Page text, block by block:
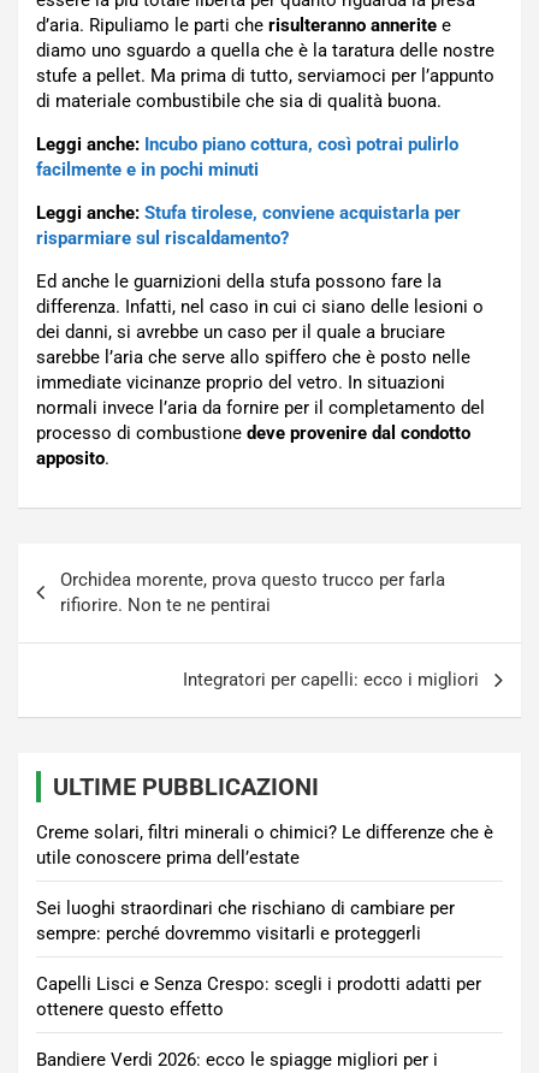
d’aria. Ripuliamo le parti che risulteranno annerite e
diamo uno sguardo a quella che è la taratura delle nostre
stufe a pellet. Ma prima di tutto, serviamoci per l’appunto
di materiale combustibile che sia di qualità buona.
Leggi anche: Incubo piano cottura, così potrai pulirlo
facilmente e in pochi minuti
Leggi anche: Stufa tirolese, conviene acquistarla per
risparmiare sul riscaldamento?
Ed anche le guarnizioni della stufa possono fare la
differenza. Infatti, nel caso in cui ci siano delle lesioni o
dei danni, si avrebbe un caso per il quale a bruciare
sarebbe l’aria che serve allo spiffero che è posto nelle
immediate vicinanze proprio del vetro. In situazioni
normali invece l’aria da fornire per il completamento del
processo di combustione deve provenire dal condotto
apposito.
articoli
Orchidea morente, prova questo trucco per farla
rifiorire. Non te ne pentirai
Integratori per capelli: ecco i migliori
ULTIME PUBBLICAZIONI
Creme solari, filtri minerali o chimici? Le differenze che è
utile conoscere prima dell’estate
Sei luoghi straordinari che rischiano di cambiare per
sempre: perché dovremmo visitarli e proteggerli
Capelli Lisci e Senza Crespo: scegli i prodotti adatti per
ottenere questo effetto
Bandiere Verdi 2026: ecco le spiagge migliori per i